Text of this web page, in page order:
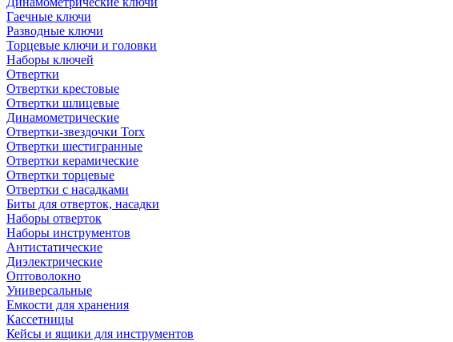
Гаечные ключи
Разводные ключи
Торцевые ключи и головки
Наборы ключей
Отвертки
Отвертки крестовые
Отвертки шлицевые
Динамометрические
Отвертки-звездочки Torx
Отвертки шестигранные
Отвертки керамические
Отвертки торцевые
Отвертки с насадками
Биты для отверток, насадки
Наборы отверток
Наборы инструментов
Антистатические
Диэлектрические
Оптоволокно
Универсальные
Емкости для хранения
Кассетницы
Кейсы и ящики для инструментов